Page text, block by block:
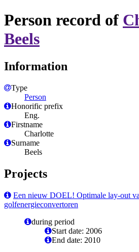
Person record of
Beels
Information
Type
Person
Honorific prefix
Eng.
Firstname
Charlotte
Surname
Beels
Projects
Een nieuw DOEL! Optimale lay-out
golfenergieconvertoren
during period
Start date: 2006
End date: 2010